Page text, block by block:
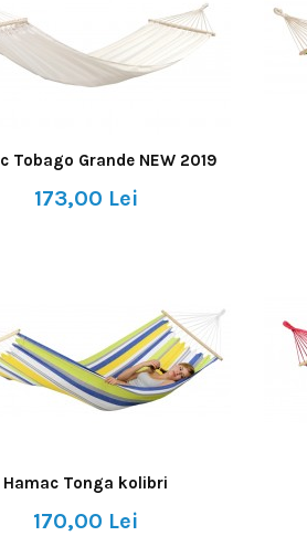
Tobago Grande NEW 2019
173,00 Lei
Hamac Tonga kolibri
170,00 Lei